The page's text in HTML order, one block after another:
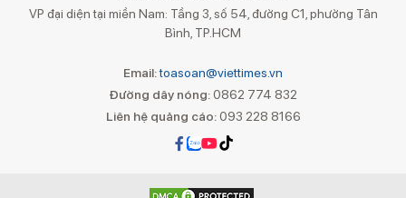
VP đại diện tại miền Nam: Tầng 3, số 54, đường C1, phường Tân
Bình, TP.HCM
Email:toasoan@viettimes.vn
Đường dây nóng: 0862 774 832
Liên hệ quảng cáo:093 228 8166